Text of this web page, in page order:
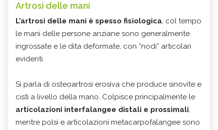
Artrosi delle mani
L’artrosi delle mani è spesso fisiologica, col tempo
le mani delle persone anziane sono generalmente
ingrossate e le dita deformate, con “nodi” articolari
evidenti.
Si parla di osteoartrosi erosiva che produce sinovite e
cisti a livello della mano. Colpisce principalmente le
articolazioni interfalangee distali e prossimali,
mentre polsi e articolazioni metacarpofalangee sono